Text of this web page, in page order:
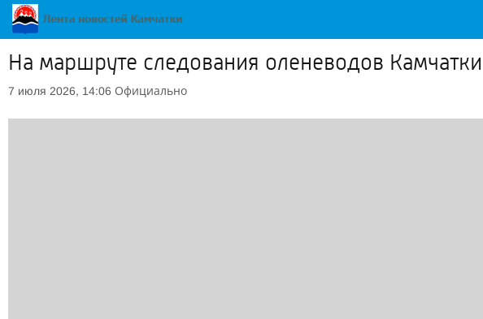
На маршруте следования оленеводов
7 июля 2026, 14:06 Официально